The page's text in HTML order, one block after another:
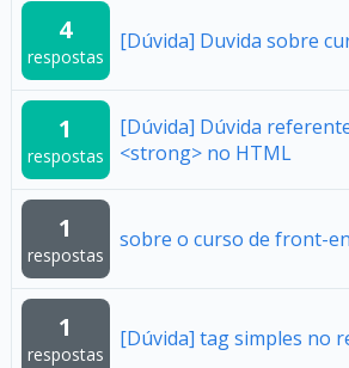
4
respostas
[Dúvida] Duvida sobre
1
respostas
[Dúvida] Dúvida
<strong> no HTML
1
respostas
sobre o curso de front-
1
respostas
[Dúvida] tag simples no